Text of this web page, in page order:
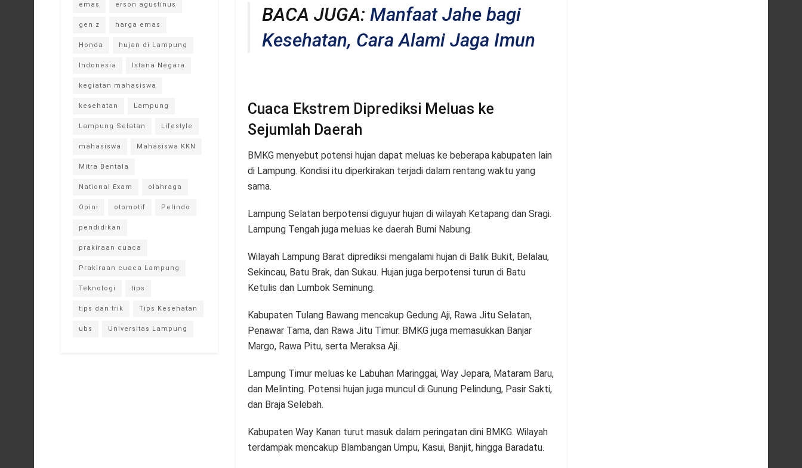
BACA JUGA: Manfaat Jahe bagi
Kesehatan, Cara Alami Jaga Imun
Cuaca Ekstrem Diprediksi Meluas ke
Sejumlah Daerah
BMKG menyebut potensi hujan dapat meluas ke beberapa kabupaten lain
di Lampung. Kondisi itu diperkirakan terjadi dalam rentang waktu yang
sama.
Lampung Selatan berpotensi diguyur hujan di wilayah Ketapang dan Sragi.
Lampung Tengah juga meluas ke daerah Bumi Nabung.
Wilayah Lampung Barat diprediksi mengalami hujan di Balik Bukit, Belalau,
Sekincau, Batu Brak, dan Sukau. Hujan juga berpotensi turun di Batu
Ketulis dan Lumbok Seminung.
Kabupaten Tulang Bawang mencakup Gedung Aji, Rawa Jitu Selatan,
Penawar Tama, dan Rawa Jitu Timur. BMKG juga memasukkan Banjar
Margo, Rawa Pitu, serta Meraksa Aji.
Lampung Timur meluas ke Labuhan Maringgai, Way Jepara, Mataram Baru,
dan Melinting. Potensi hujan juga muncul di Gunung Pelindung, Pasir Sakti,
dan Braja Selebah.
Kabupaten Way Kanan turut masuk dalam peringatan dini BMKG. Wilayah
terdampak mencakup Blambangan Umpu, Kasui, Banjit, hingga Baradatu.
emas erson agustinus
gen z harga emas
Honda hujan di Lampung
Indonesia Istana Negara
kegiatan mahasiswa
kesehatan Lampung
Lampung Selatan Lifestyle
mahasiswa Mahasiswa KKN
Mitra Bentala
National Exam olahraga
Opini otomotif Pelindo
pendidikan
prakiraan cuaca
Prakiraan cuaca Lampung
Teknologi tips
tips dan trik Tips Kesehatan
ubs Universitas Lampung